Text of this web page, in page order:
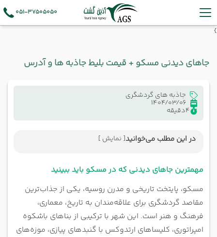
051-37505050
}
جاهای دیدنی مسکو + قیمت بلیط جاذبه ها و آدرس
جاذبه های گردشگری
1404/03/06
4دقیقه
در این مطلب می‌خوانید[ نمایش ]
توریستی‌ترین بخش‌های مسکو
معماری خارق‌العاده
موزه‌های مهم مسکو؛ گنجینه‌هایی از تاریخ، هنر و علم
مهمترین جاهای دیدنی که در مسکو باید ببینید
مسکو، پایتخت تاریخی و مدرن روسیه، یکی از جذاب‌ترین
مقاصد گردشگری برای علاقه‌مندان به تاریخ، معماری،
فرهنگ و هنر است. این شهر با ترکیبی از بناهای باشکوه
امپراتوری، کلیساهای ارتدوکس با گنبدهای پیازی، موزه‌های